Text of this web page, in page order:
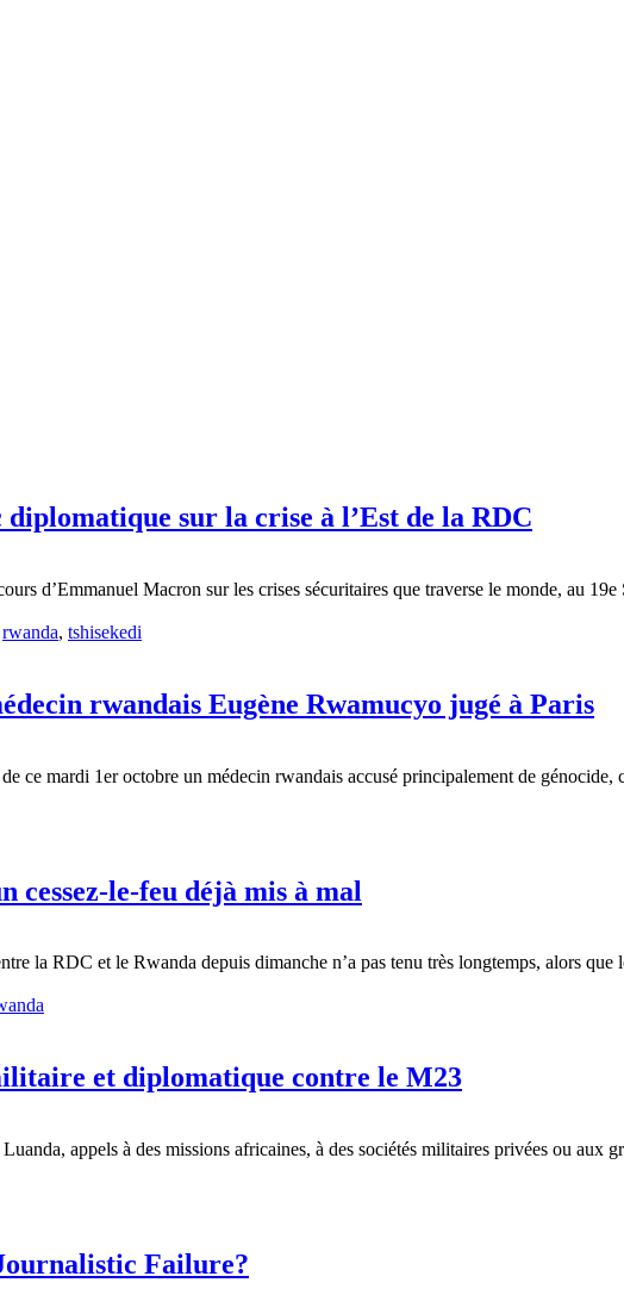
diplomatique sur la crise à l’Est de la RDC
d’Emmanuel Macron sur les crises sécuritaires que traverse le monde, au
rwanda, tshisekedi
rwandais Eugène Rwamucyo jugé à Paris
ce mardi 1er octobre un médecin rwandais accusé principalement de
cessez-le-feu déjà mis à mal
la RDC et le Rwanda depuis dimanche n’a pas tenu très longtemps, alors
et diplomatique contre le M23
appels à des missions africaines, à des sociétés militaires privées ou
Failure?